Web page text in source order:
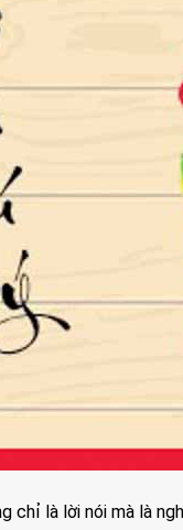
chỉ là lời nói mà là